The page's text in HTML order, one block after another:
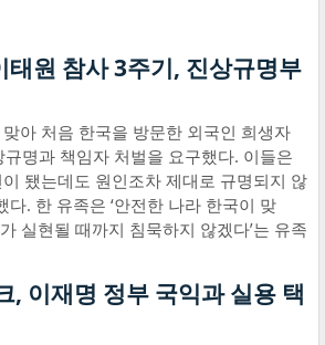
태원 참사 3주기, 진상규명부
아 처음 한국을 방문한 외국인 희생자
명과 책임자 처벌을 요구했다. 이들은
됐는데도 원인조차 제대로 규명되지 않
다. 한 유족은 ‘안전한 나라 한국이 맞
실현될 때까지 침묵하지 않겠다’는 유족
, 이재명 정부 국익과 실용 택